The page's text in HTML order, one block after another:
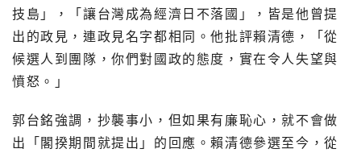
技島」，「讓台灣成為經濟日不落國」，皆是他曾提
出的政見，連政見名字都相同。他批評賴清德，「從
候選人到團隊，你們對國政的態度，實在令人失望與
憤怒。」
郭台銘強調，抄襲事小，但如果有廉恥心，就不會做
出「閣揆期間就提出」的回應。賴清德參選至今，從